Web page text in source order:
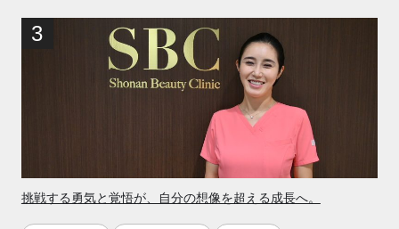
挑戦する勇気と覚悟が、自分の想像を超える成長へ。